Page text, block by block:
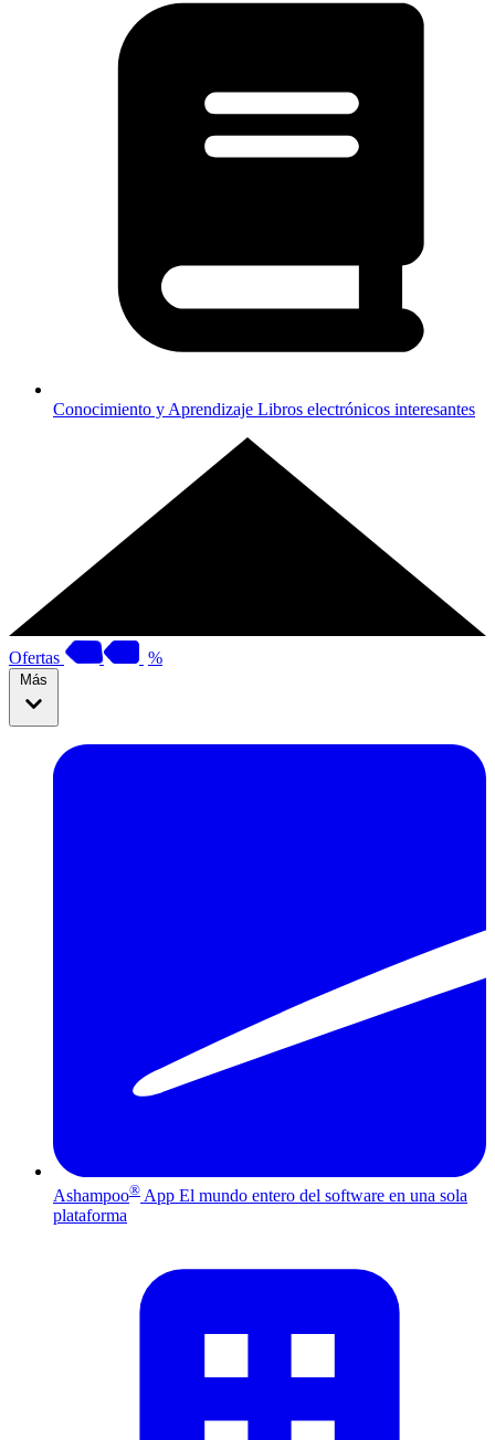
Conocimiento y Aprendizaje Libros electrónicos interesantes
Ofertas %
Más
Ashampoo® App El mundo entero del software en una sola
plataforma